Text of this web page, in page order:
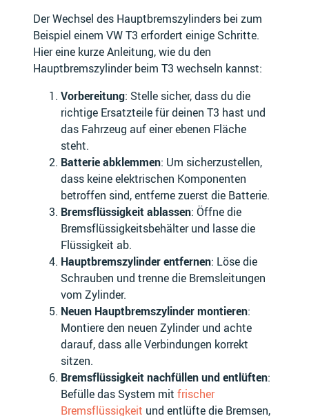
BENELLI BENTLEY
BERTONE BETA
BIMOTA BITTER
BMC BORGWARD
BRILLIANCE BRIXTON
Der Wechsel des Hauptbremszylinders bei zum
Beispiel einem VW T3 erfordert einige Schritte.
Hier eine kurze Anleitung, wie du den
Hauptbremszylinder beim T3 wechseln kannst:
Vorbereitung: Stelle sicher, dass du die
richtige Ersatzteile für deinen T3 hast und
das Fahrzeug auf einer ebenen Fläche
steht.
Batterie abklemmen: Um sicherzustellen,
dass keine elektrischen Komponenten
betroffen sind, entferne zuerst die Batterie.
Bremsflüssigkeit ablassen: Öffne die
Bremsflüssigkeitsbehälter und lasse die
Flüssigkeit ab.
Hauptbremszylinder entfernen: Löse die
Schrauben und trenne die Bremsleitungen
vom Zylinder.
Neuen Hauptbremszylinder montieren:
Montiere den neuen Zylinder und achte
darauf, dass alle Verbindungen korrekt
sitzen.
Bremsflüssigkeit nachfüllen und entlüften:
Befülle das System mit frischer
Bremsflüssigkeit und entlüfte die Bremsen,